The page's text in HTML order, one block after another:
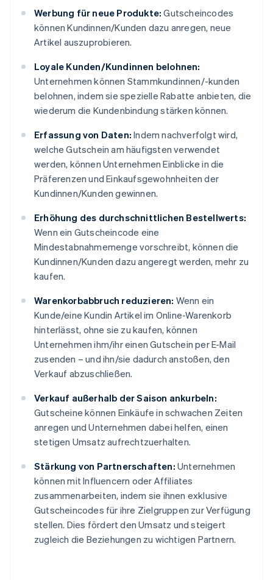
Werbung für neue Produkte: Gutscheincodes
können Kundinnen/Kunden dazu anregen, neue
Artikel auszuprobieren.
Loyale Kunden/Kundinnen belohnen:
Unternehmen können Stammkundinnen/-kunden
belohnen, indem sie spezielle Rabatte anbieten, die
wiederum die Kundenbindung stärken können.
Erfassung von Daten: Indem nachverfolgt wird,
welche Gutschein am häufigsten verwendet
werden, können Unternehmen Einblicke in die
Präferenzen und Einkaufsgewohnheiten der
Kundinnen/Kunden gewinnen.
Erhöhung des durchschnittlichen Bestellwerts:
Wenn ein Gutscheincode eine
Mindestabnahmemenge vorschreibt, können die
Kundinnen/Kunden dazu angeregt werden, mehr zu
kaufen.
Warenkorbabbruch reduzieren: Wenn ein
Kunde/eine Kundin Artikel im Online-Warenkorb
hinterlässt, ohne sie zu kaufen, können
Unternehmen ihm/ihr einen Gutschein per E-Mail
zusenden – und ihn/sie dadurch anstoßen, den
Verkauf abzuschließen.
Verkauf außerhalb der Saison ankurbeln:
Gutscheine können Einkäufe in schwachen Zeiten
anregen und Unternehmen dabei helfen, einen
stetigen Umsatz aufrechtzuerhalten.
Stärkung von Partnerschaften: Unternehmen
können mit Influencern oder Affiliates
zusammenarbeiten, indem sie ihnen exklusive
Gutscheincodes für ihre Zielgruppen zur Verfügung
stellen. Dies fördert den Umsatz und steigert
zugleich die Beziehungen zu wichtigen Partnern.